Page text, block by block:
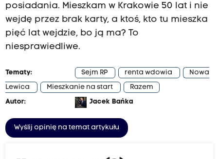
posiadania. Mieszkam w Krakowie 50 lat i nie
wejdę przez brak karty, a ktoś, kto tu mieszka
pięć lat wejdzie, bo ją ma? To
niesprawiedliwe.
Tematy: Sejm RP renta wdowia
Nowa
Lewica
Mieszkanie na start
Razem
Autor:
Jacek Bańka
Wyślij opinię na temat artykułu